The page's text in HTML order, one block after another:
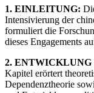
1. EINLEITUNG:
Intensivierung der
formuliert die
dieses Engagements
2.
Kapitel erörtert
Dependenztheorie